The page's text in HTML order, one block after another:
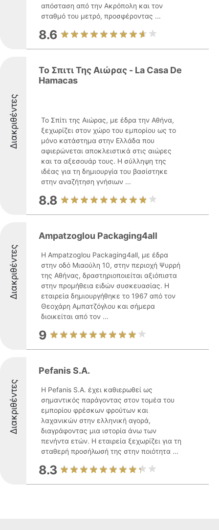
απόσταση από την Ακρόπολη και τον
σταθμό του μετρό, προσφέροντας ...
8.6
Διακριθέντες
Το Σπιτι Της Αιώρας - La Casa De
Hamacas
Το Σπίτι της Αιώρας, με έδρα την Αθήνα,
ξεχωρίζει στον χώρο του εμπορίου ως το
μόνο κατάστημα στην Ελλάδα που
αφιερώνεται αποκλειστικά στις αιώρες
και τα αξεσουάρ τους. Η σύλληψη της
ιδέας για τη δημιουργία του βασίστηκε
στην αναζήτηση γνήσιων ...
8.8
Διακριθέντες
Ampatzoglou Packaging4all
Η Ampatzoglou Packaging4all, με έδρα
στην οδό Μιαούλη 10, στην περιοχή Ψυρρή
της Αθήνας, δραστηριοποιείται αξιόπιστα
στην προμήθεια ειδών συσκευασίας. Η
εταιρεία δημιουργήθηκε το 1967 από τον
Θεοχάρη Αμπατζόγλου και σήμερα
διοικείται από τον ...
9
Διακριθέντες
Pefanis S.A.
Η Pefanis S.A. έχει καθιερωθεί ως
σημαντικός παράγοντας στον τομέα του
εμπορίου φρέσκων φρούτων και
λαχανικών στην ελληνική αγορά,
διαγράφοντας μια ιστορία άνω των
πενήντα ετών. Η εταιρεία ξεχωρίζει για τη
σταθερή προσήλωσή της στην ποιότητα ...
8.3